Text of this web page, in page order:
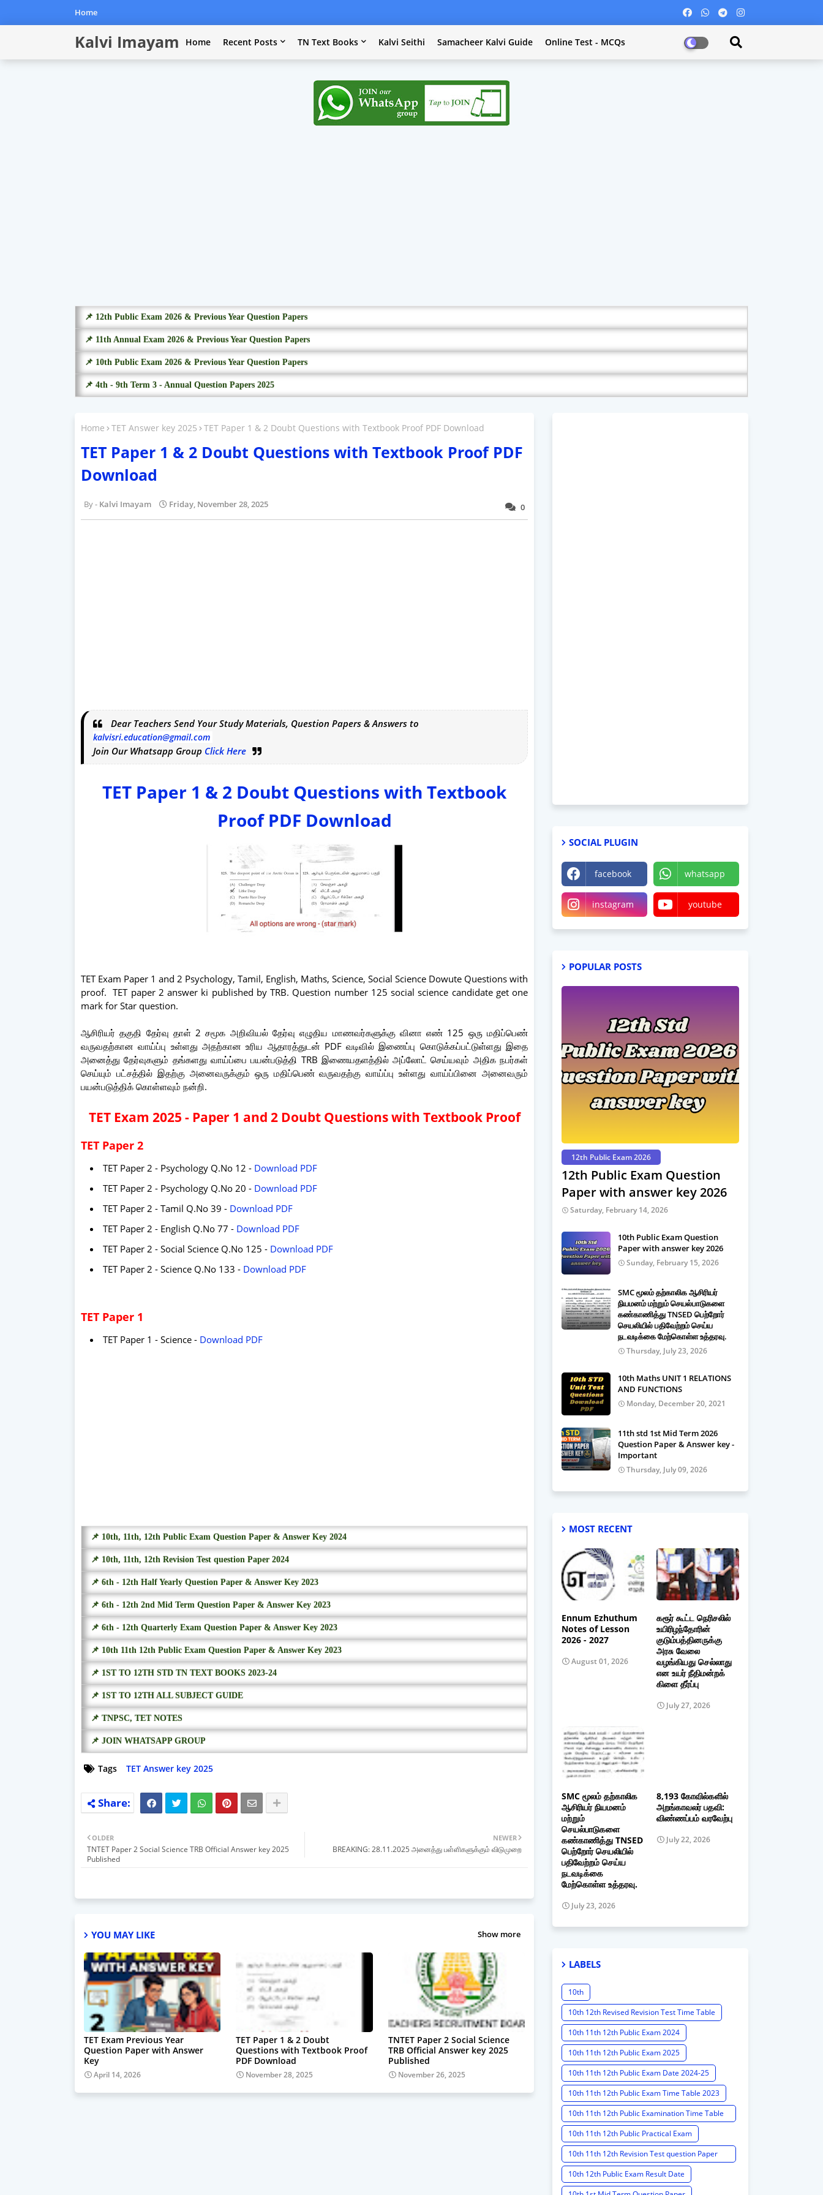
Home
Kalvi Imayam Home Recent Posts TN Text Books Kalvi Seithi Samacheer Kalvi Guide Online Test - MCQs
📌 12th Public Exam 2026 & Previous Year Question Papers
📌 11th Annual Exam 2026 & Previous Year Question Papers
📌 10th Public Exam 2026 & Previous Year Question Papers
📌 4th - 9th Term 3 - Annual Question Papers 2025
Home TET Answer key 2025 TET Paper 1 & 2 Doubt Questions with Textbook Proof PDF Download
TET Paper 1 & 2 Doubt Questions with Textbook Proof PDF
Download
0
Kalvi Imayam Friday, November 28, 2025
Dear Teachers Send Your Study Materials, Question Papers & Answers to
kalvisri.education@gmail.com
Join Our Whatsapp Group Click Here
TET Paper 1 & 2 Doubt Questions with Textbook
Proof PDF Download
TET Exam Paper 1 and 2 Psychology, Tamil, English, Maths, Science, Social Science Dowute Questions with
proof. TET paper 2 answer ki published by TRB. Question number 125 social science candidate get one
mark for Star question.
ஆசிரியர் தகுதி தேர்வு தாள் 2 சமூக அறிவியல் தேர்வு எழுதிய மாணவர்களுக்கு வினா எண் 125 ஒரு மதிப்பெண்
வருவதற்கான வாய்ப்பு உள்ளது அதற்கான உரிய ஆதாரத்துடன் PDF வடிவில் இணைப்பு கொடுக்கப்பட்டுள்ளது இதை
அனைத்து தேர்வுகளும் தங்களது வாய்ப்பை பயன்படுத்தி TRB இணையதளத்தில் அப்லோட் செய்யவும் அதிக நபர்கள்
செய்யும் பட்சத்தில் இதற்கு அனைவருக்கும் ஒரு மதிப்பெண் வருவதற்கு வாய்ப்பு உள்ளது வாய்ப்பினை அனைவரும்
பயன்படுத்திக் கொள்ளவும் நன்றி.
TET Exam 2025 - Paper 1 and 2 Doubt Questions with Textbook Proof
TET Paper 2
TET Paper 2 - Psychology Q.No 12 - Download PDF
TET Paper 2 - Psychology Q.No 20 - Download PDF
TET Paper 2 - Tamil Q.No 39 - Download PDF
TET Paper 2 - English Q.No 77 - Download PDF
TET Paper 2 - Social Science Q.No 125 - Download PDF
TET Paper 2 - Science Q.No 133 - Download PDF
TET Paper 1
TET Paper 1 - Science - Download PDF
📌 10th, 11th, 12th Public Exam Question Paper & Answer Key 2024
📌 10th, 11th, 12th Revision Test question Paper 2024
📌 6th - 12th Half Yearly Question Paper & Answer Key 2023
📌 6th - 12th 2nd Mid Term Question Paper & Answer Key 2023
📌 6th - 12th Quarterly Exam Question Paper & Answer Key 2023
📌 10th 11th 12th Public Exam Question Paper & Answer Key 2023
📌 1ST TO 12TH STD TN TEXT BOOKS 2023-24
📌 1ST TO 12TH ALL SUBJECT GUIDE
📌 TNPSC, TET NOTES
📌 JOIN WHATSAPP GROUP
Tags TET Answer key 2025
NEWER
BREAKING: 28.11.2025 அனைத்து பள்ளிகளுக்கும் விடுமுறை
OLDER
TNTET Paper 2 Social Science TRB Official Answer key 2025
Published
YOU MAY LIKE Show more
TET Exam Previous Year
Question Paper with Answer
Key
April 14, 2026
TET Paper 1 & 2 Doubt
Questions with Textbook Proof
PDF Download
November 28, 2025
TNTET Paper 2 Social Science
TRB Official Answer key 2025
Published
November 26, 2025
SOCIAL PLUGIN
facebook whatsapp
instagram youtube
POPULAR POSTS
12th Public Exam 2026
12th Public Exam Question
Paper with answer key 2026
Saturday, February 14, 2026
10th Public Exam Question
Paper with answer key 2026
Sunday, February 15, 2026
SMC மூலம் தற்காலிக ஆசிரியர்
நியமனம் மற்றும் செயல்பாடுகளை
கண்காணித்து TNSED பெற்றோர்
செயலியில் பதிவேற்றம் செய்ய
நடவடிக்கை மேற்கொள்ள உத்தரவு.
Thursday, July 23, 2026
10th Maths UNIT 1 RELATIONS
AND FUNCTIONS
Monday, December 20, 2021
11th std 1st Mid Term 2026
Question Paper & Answer key -
Important
Thursday, July 09, 2026
MOST RECENT
Ennum Ezhuthum
Notes of Lesson
2026 - 2027
August 01, 2026
கரூர் கூட்ட நெரிசலில்
உயிரிழந்தோரின்
குடும்பத்தினருக்கு
அரசு வேலை
வழங்கியது செல்லாது
என உயர் நீதிமன்றக்
கிளை தீர்ப்பு
July 27, 2026
SMC மூலம் தற்காலிக
ஆசிரியர் நியமனம்
மற்றும்
செயல்பாடுகளை
கண்காணித்து TNSED
பெற்றோர் செயலியில்
பதிவேற்றம் செய்ய
நடவடிக்கை
மேற்கொள்ள உத்தரவு.
July 23, 2026
8,193 கோவில்களில்
அறங்காவலர் பதவி:
விண்ணப்பம் வரவேற்பு
July 22, 2026
LABELS
10th
10th 12th Revised Revision Test Time Table
10th 11th 12th Public Exam 2024
10th 11th 12th Public Exam 2025
10th 11th 12th Public Exam Date 2024-25
10th 11th 12th Public Exam Time Table 2023
10th 11th 12th Public Examination Time Table
2023 - 2024
10th 11th 12th Public Practical Exam
10th 11th 12th Revision Test question Paper
2024
10th 12th Public Exam Result Date